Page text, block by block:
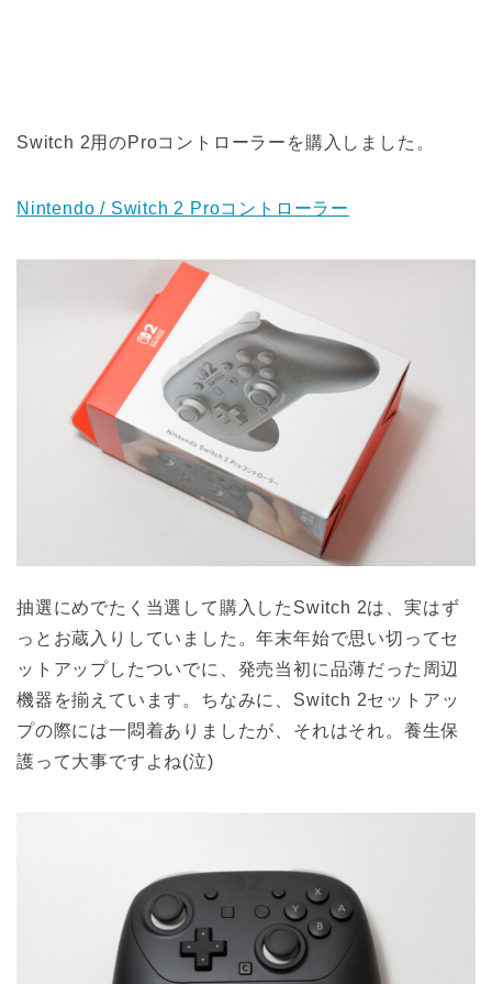
Switch 2用のProコントローラーを購入しました。
Nintendo / Switch 2 Proコントローラー
抽選にめでたく当選して購入したSwitch 2は、実はず
っとお蔵入りしていました。年末年始で思い切ってセ
ットアップしたついでに、発売当初に品薄だった周辺
機器を揃えています。ちなみに、Switch 2セットアッ
プの際には一悶着ありましたが、それはそれ。養生保
護って大事ですよね(泣)